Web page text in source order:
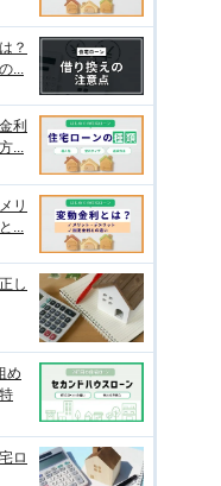
？
...
利
...
リ
...
し
め
ロ